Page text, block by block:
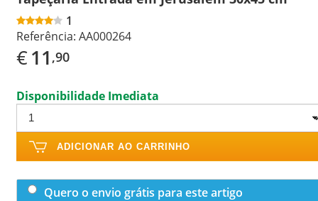
1
Referência: AA000264
€11 ,90
Disponibilidade Imediata
ADICIONAR AO CARRINHO
Quero o envio grátis para este artigo